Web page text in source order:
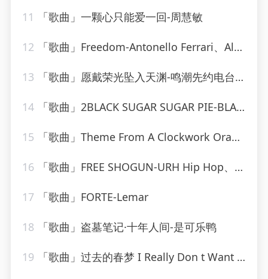
11 「歌曲」一颗心只能爱一回-周慧敏
12 「歌曲」Freedom-Antonello Ferrari、Aldo Bergamasco、Angela Johnson
13 「歌曲」愿戴荣光坠入天渊-鸣潮先约电台、jixwang、VISION SOUND
14 「歌曲」2BLACK SUGAR SUGAR PIE-BLACK SUGAR SUGAR PIE (RAGGA、Grady Martin
15 「歌曲」Theme From A Clockwork Orange-Various Artists
16 「歌曲」FREE SHOGUN-URH Hip Hop、Shogun
17 「歌曲」FORTE-Lemar
18 「歌曲」盗墓笔记·十年人间-是可乐鸭
19 「歌曲」过去的春梦 I Really Don t Want To Know-叶瑷菱